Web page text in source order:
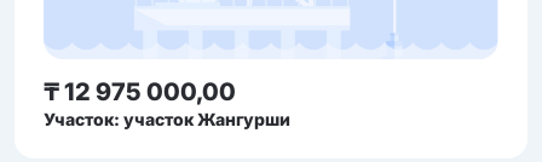
₸ 12 975 000,00
Участок: участок Жангурши